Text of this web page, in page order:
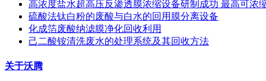
高浓度盐水超高压反渗透膜浓缩设备研制成功 最高可浓
硫酸法钛白粉的废酸与白水的回用膜分离设备
化成箔废酸纳滤膜净化回收利用
己二酸铵清洗废水的处理系统及其回收方法
关于沃腾